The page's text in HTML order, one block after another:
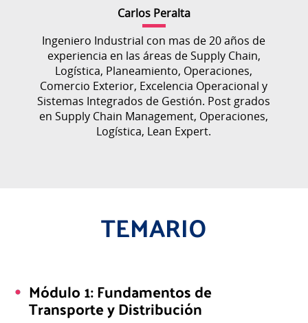
Carlos Peralta
Ingeniero Industrial con mas de 20 años de
experiencia en las áreas de Supply Chain,
Logística, Planeamiento, Operaciones,
Comercio Exterior, Excelencia Operacional y
Sistemas Integrados de Gestión. Post grados
en Supply Chain Management, Operaciones,
Logística, Lean Expert.
TEMARIO
Módulo 1: Fundamentos de
Transporte y Distribución